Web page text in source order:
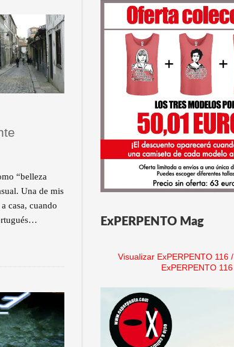
“belleza
Una de mis
casa, cuando
ExPERPENTO Mag
Visualizar ExPERPENTO 116 /
ExPERPENTO 116